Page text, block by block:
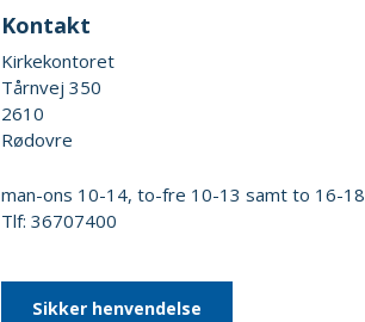
Kontakt
Kirkekontoret
Tårnvej 350
2610
Rødovre
man-ons 10-14, to-fre 10-13 samt to 16-18
Tlf: 36707400
Sikker henvendelse